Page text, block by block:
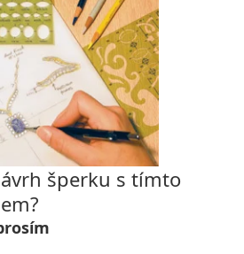
šperku s tímto